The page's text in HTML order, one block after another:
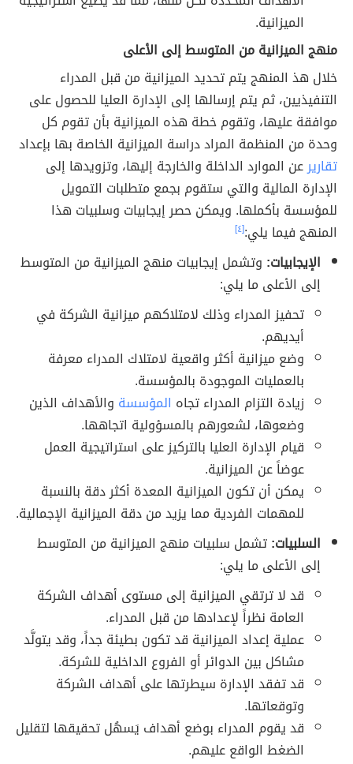
الميزانية.
منهج الميزانية من المتوسط إلى الأعلى
خلال هذ المنهج يتم تحديد الميزانية من قبل المدراء
التنفيذيين، ثم يتم إرسالها إلى الإدارة العليا للحصول على
موافقة عليها، وتقوم خطة هذه الميزانية بأن تقوم كل
وحدة من المنظمة المراد دراسة الميزانية الخاصة بها بإعداد
تقاريرعن الموارد الداخلة والخارجة إليها، وتزويدها إلى
الإدارة المالية والتي ستقوم بجمع متطلبات التمويل
للمؤسسة بأكملها. ويمكن حصر إيجابيات وسلبيات هذا
المنهج فيما يلي:[٤]
الإيجابيات: وتشمل إيجابيات منهج الميزانية من المتوسط
إلى الأعلى ما يلي:
تحفيز المدراء وذلك لامتلاكهم ميزانية الشركة في
أيديهم.
وضع ميزانية أكثر واقعية لامتلاك المدراء معرفة
بالعمليات الموجودة بالمؤسسة.
زيادة التزام المدراء تجاه المؤسسة والأهداف الذين
وضعوها، لشعورهم بالمسؤولية اتجاهها.
قيام الإدارة العليا بالتركيز على استراتيجية العمل
عوضاً عن الميزانية.
يمكن أن تكون الميزانية المعدة أكثر دقة بالنسبة
للمهمات الفردية مما يزيد من دقة الميزانية الإجمالية.
السلبيات:تشمل سلبيات منهج الميزانية من المتوسط
إلى الأعلى ما يلي:
قد لا ترتقي الميزانية إلى مستوى أهداف الشركة
العامة نظراً لإعدادها من قبل المدراء.
عملية إعداد الميزانية قد تكون بطيئة جداً، وقد يتولَّد
مشاكل بين الدوائر أو الفروع الداخلية للشركة.
قد تفقد الإدارة سيطرتها على أهداف الشركة
وتوقعاتها.
قد يقوم المدراء بوضع أهداف يَسهُل تحقيقها لتقليل
الضغط الواقع عليهم.